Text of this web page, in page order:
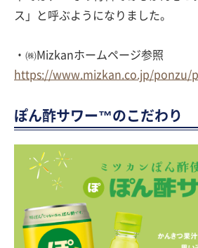
ス」と呼ぶようになりました。
・㈱Mizkanホームページ参照
https://www.mizkan.co.jp/ponzu/
ぽん酢サワー™のこだわり